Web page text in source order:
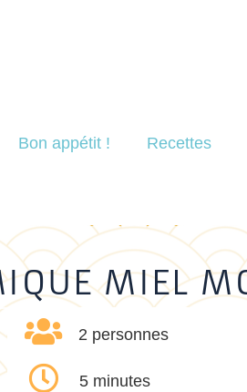
Bon appétit ! Recettes
MIEL
2 personnes
5 minutes